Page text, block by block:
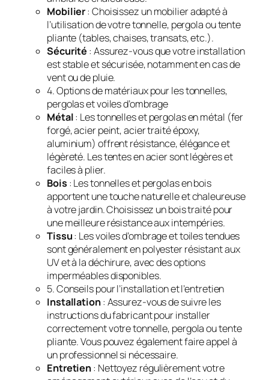
Mobilier: Choisissez un mobilier adapté à
l’utilisation de votre tonnelle, pergola ou tente
pliante (tables, chaises, transats, etc.).
Sécurité : Assurez-vous que votre installation
est stable et sécurisée, notamment en cas de
vent ou de pluie.
4. Options de matériaux pour les tonnelles,
pergolas et voiles d’ombrage
Métal: Les tonnelles et pergolas en métal (fer
forgé, acier peint, acier traité époxy,
aluminium) offrent résistance, élégance et
légèreté. Les tentes en acier sont légères et
faciles à plier.
Bois : Les tonnelles et pergolas en bois
apportent une touche naturelle et chaleureuse
à votre jardin. Choisissez un bois traité pour
une meilleure résistance aux intempéries.
Tissu: Les voiles d’ombrage et toiles tendues
sont généralement en polyester résistant aux
UV et à la déchirure, avec des options
imperméables disponibles.
5. Conseils pour l’installation et l’entretien
Installation: Assurez-vous de suivre les
instructions du fabricant pour installer
correctement votre tonnelle, pergola ou tente
pliante. Vous pouvez également faire appel à
un professionnel si nécessaire.
Entretien: Nettoyez régulièrement votre